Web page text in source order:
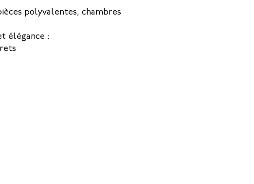
polyvalentes, chambres
élégance :